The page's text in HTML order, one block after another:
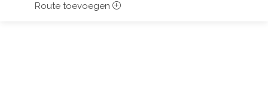
Route toevoegen